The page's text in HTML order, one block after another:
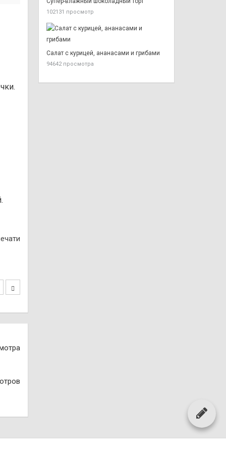
102131 просмотр
Салат с курицей, ананасами и грибами
94642 просмотра